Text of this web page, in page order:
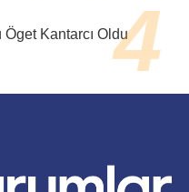
Öget Kantarcı Oldu